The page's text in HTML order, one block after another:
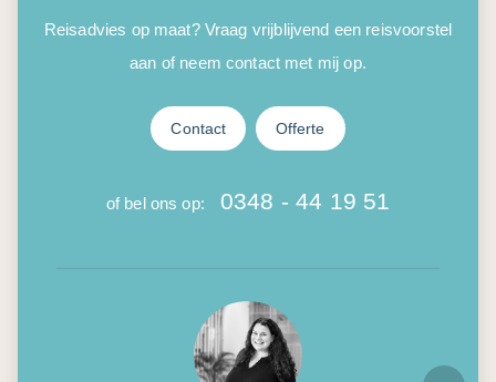
Reisadvies op maat? Vraag vrijblijvend een reisvoorstel
aan of neem contact met mij op.
Contact Offerte
of bel ons op: 0348 - 44 19 51